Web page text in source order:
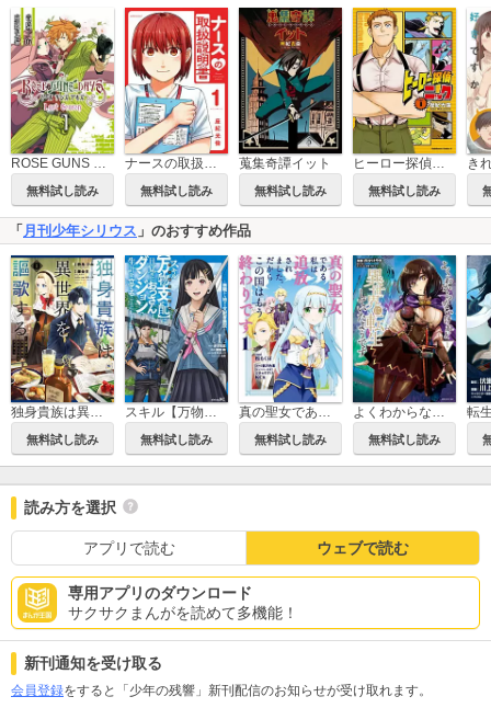
ROSE GUNS DAYS Last Season
無料試し読み
ナースの取扱説明書（トリセツ）
無料試し読み
蒐集奇譚イット
無料試し読み
ヒーロー探偵ニック
無料試し読み
「 月刊少年シリウス 」のおすすめ作品
無料試し読み 無料試し読み 無料試し読み 無料試し読み
読み方を選択
アプリで読む ウェブで読む
専用アプリのダウンロード
サクサクまんがを読めて多機能！
新刊通知を受け取る
会員登録をすると「少年の残響」新刊配信のお知らせが受け取れます。